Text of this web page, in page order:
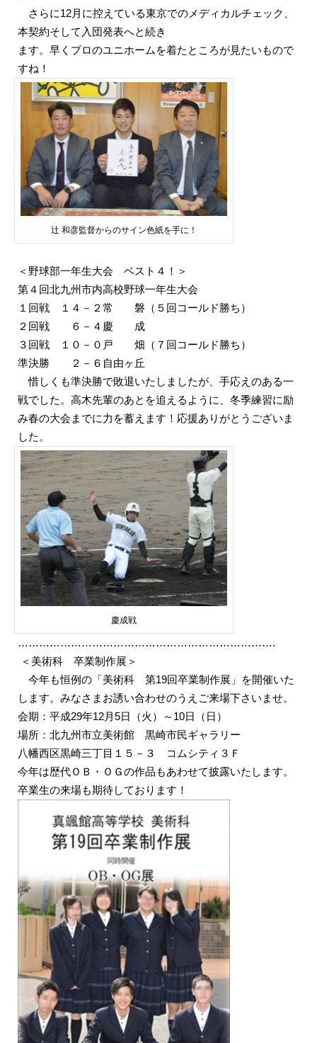
さらに12月に控えている東京でのメディカルチェック、
本契約そして入団発表へと続き
ます。早くプロのユニホームを着たところが見たいもので
すね！
辻 和彦監督からのサイン色紙を手に！
＜野球部一年生大会 ベスト４！＞
第４回北九州市内高校野球一年生大会
１回戦 １４－２常 磐（５回コールド勝ち）
２回戦 ６－４慶 成
３回戦 １０－０戸 畑（７回コールド勝ち）
準決勝 ２－６自由ヶ丘
惜しくも準決勝で敗退いたしましたが、手応えのある一
戦でした。高木先輩のあとを追えるように、冬季練習に励
み春の大会までに力を蓄えます！応援ありがとうございま
した。
慶成戦
……………………………………………………………….
＜美術科 卒業制作展＞
今年も恒例の「美術科 第19回卒業制作展」を開催いた
します。みなさまお誘い合わせのうえご来場下さいませ。
会期：平成29年12月5日（火）～10日（日）
場所：北九州市立美術館 黒崎市民ギャラリー
八幡西区黒崎三丁目１５－３ コムシティ３Ｆ
今年は歴代ＯＢ・ＯＧの作品もあわせて披露いたします。
卒業生の来場も期待しております！